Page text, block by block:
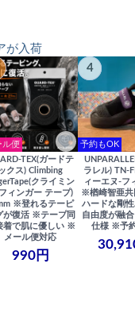
が入荷
ル便
TEX(ガードテ
ックス) Climbing
クライミン
ィンガー テープ)
※登れるテーピ
が復活 ※テープ同
着で肌に優しい ※
メール便対応
990円
4
予約もOK
ラレル) TN-
ィーエヌ-フ
※楢崎智亜
ハードな剛
自由度が融
仕様 ※予